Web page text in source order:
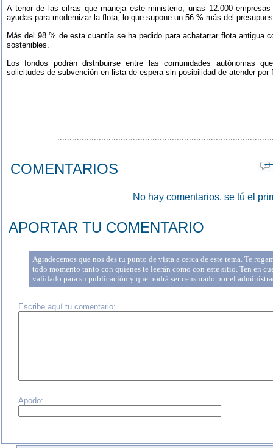
A tenor de las cifras que maneja este ministerio, unas 12.000
ayudas para modernizar la flota, lo que supone un 56 % más del
Más del 98 % de esta cuantía se ha pedido para achatarrar flota antigua
sostenibles.
Los fondos podrán distribuirse entre las comunidades autónomas
solicitudes de subvención en lista de espera sin posibilidad de atender por
COMENTARIOS
No hay comentarios, se tú el
APORTAR TU COMENTARIO
Agradecemos que nos des tu punto de vista a cerca de este tema. Te
todo momento tanto con quienes te leerán como con este sitio. Ten en
validado para su publicación y que podrá ser censurado por el
Escribe aquí tu comentario:
Apodo: